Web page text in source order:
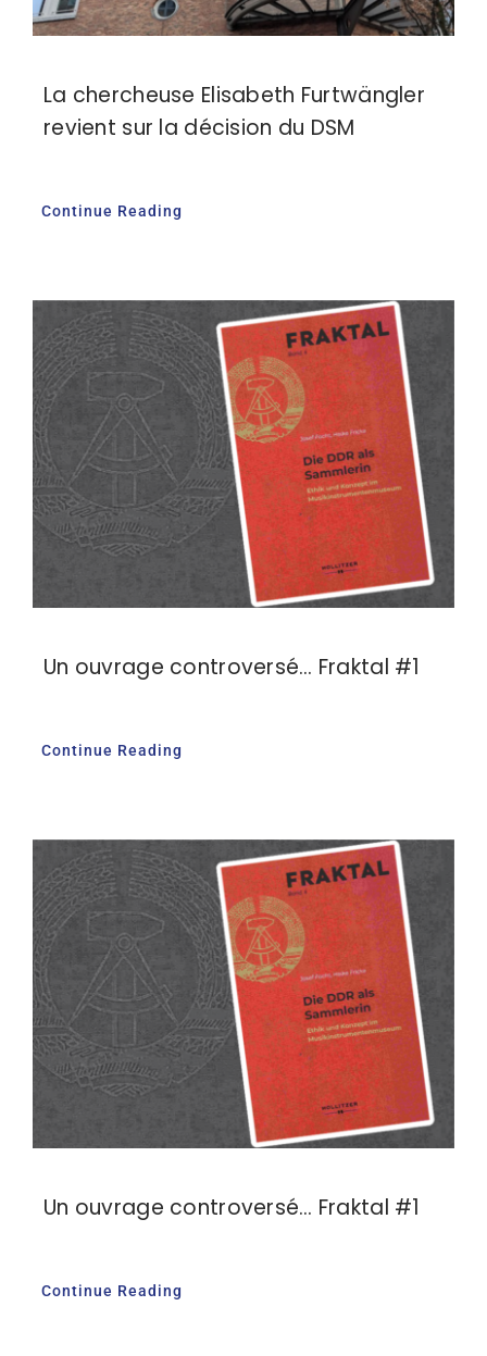
La chercheuse Elisabeth Furtwängler
revient sur la décision du DSM
Continue Reading
Un ouvrage controversé… Fraktal #1
Continue Reading
Un ouvrage controversé… Fraktal #1
Continue Reading